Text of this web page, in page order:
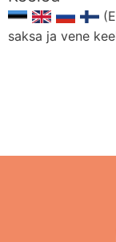
saksa ja vene